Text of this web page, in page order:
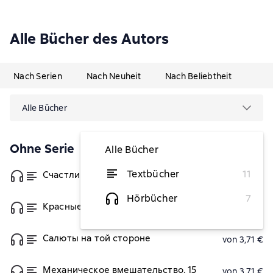
Alle Bücher des Autors
Nach Serien Nach Neuheit Nach Beliebtheit
Alle Bücher
Alle Bücher
Textbücher
11
Hörbücher
7
Ohne Serie
Счастливый хвост – счастливый я! von 4,45 €
Красные блокноты Кристины
Салюты на той стороне von 3,71 €
Механическое вмешательство. 15